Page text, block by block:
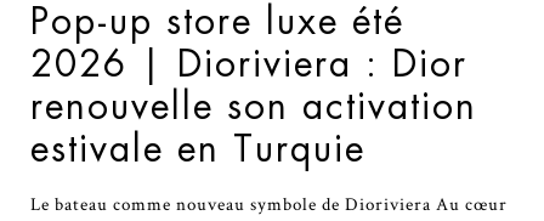
Pop-up store luxe été
2026 | Dioriviera : Dior
renouvelle son activation
estivale en Turquie
Le bateau comme nouveau symbole de Dioriviera Au cœur